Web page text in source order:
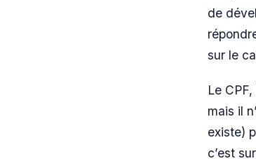
de
sur le
Le
mais il
existe)
c’est